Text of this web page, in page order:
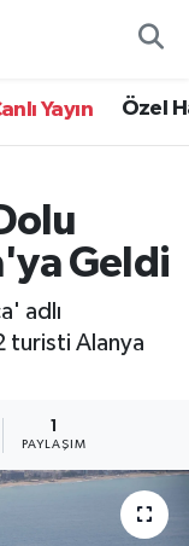
Yayın Özel
Geldi
adlı
turisti Alanya
1
PAYLAŞIM